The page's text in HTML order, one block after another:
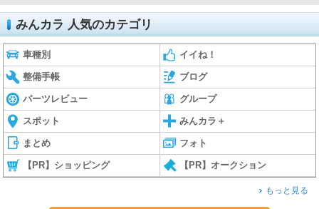
みんカラ 人気のカテゴリ
車種別 イイね！
整備手帳 ブログ
パーツレビュー グループ
スポット みんカラ＋
まとめ フォト
【PR】ショッピング 【PR】オークション
もっと見る